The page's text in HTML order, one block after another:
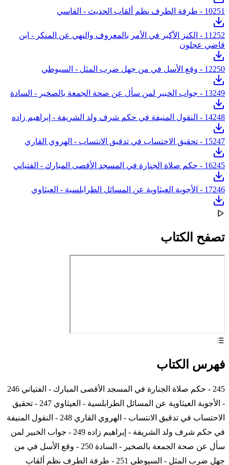
10251 - طرفة الطرف نظم ألقاب الحديث - الفاسي
11 252 - الكنز الأكبر في الأمر بالمعروف والنهي عن المنكر - ابن
قاضي عجلون
12250 - وقع الأسل في من جهل ضرب المثل - السيوطي
13249 - جواب الخبير لمن سأل عن صحة الجمعة بالصخير - السادة
14248 - النقول المنيفة في حكم شرف ولد الشريفة - إبراهيم زاده
15247 - تحقيق الاحتساب في تدقيق الانتساب - الهروي القاري
16245 - حكم صلاة الجنارة في المسجد الأقصى المبارك - الفتياني
17246 - الأجوبة العيثاوية عن المسائل الطرابلسية - العيثاوي
تصفح الكتاب
فهرس الكتاب
245 - حكم صلاة الجنارة في المسجد الأقصى المبارك - الفتياني 246
- الأجوبة العيثاوية عن المسائل الطرابلسية - العيثاوي 247 - تحقيق
الاحتساب في تدقيق الانتساب - الهروي القاري 248 - النقول المنيفة
في حكم شرف ولد الشريفة - إبراهيم زاده 249 - جواب الخبير لمن
سأل عن صحة الجمعة بالصخير - السادة 250 - وقع الأسل في من
جهل ضرب المثل - السيوطي 251 - طرفة الطرف نظم ألقاب